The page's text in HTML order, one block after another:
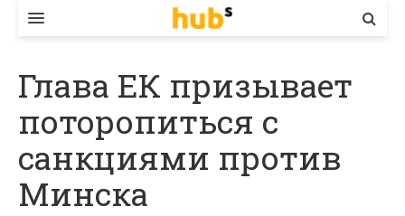
ЕКОНОМІКА
БІЗНЕС
СТАРТЕР
КОНТАКТИ
Глава ЕК призывает
поторопиться с
санкциями против
Минска